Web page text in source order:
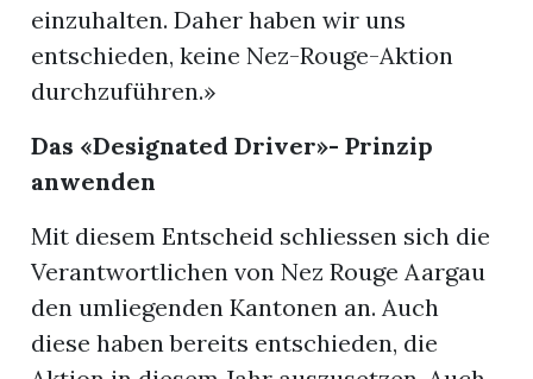
einzuhalten. Daher haben wir uns
entschieden, keine Nez-Rouge-Aktion
durchzuführen.»
Das «Designated Driver»- Prinzip
anwenden
Mit diesem Entscheid schliessen sich die
Verantwortlichen von Nez Rouge Aargau
den umliegenden Kantonen an. Auch
diese haben bereits entschieden, die